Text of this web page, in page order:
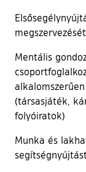
megszervezését
Mentális
(társasjáték,
folyóiratok)
Munka és